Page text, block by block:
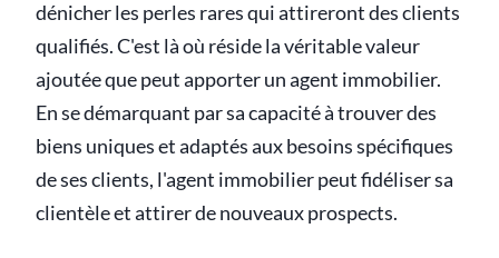
dénicher les perles rares qui attireront des clients
qualifiés. C'est là où réside la véritable valeur
ajoutée que peut apporter un agent immobilier.
En se démarquant par sa capacité à trouver des
biens uniques et adaptés aux besoins spécifiques
de ses clients, l'agent immobilier peut fidéliser sa
clientèle et attirer de nouveaux prospects.